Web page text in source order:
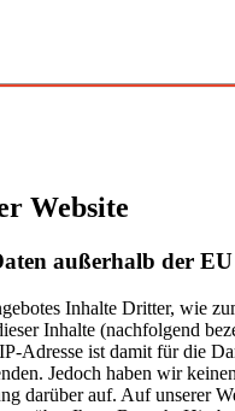
Website
außerhalb der EU
Inhalte Dritter, wie
Inhalte (nachfolgend
Adresse ist damit für die
Jedoch haben wir
darüber auf. Auf unserer